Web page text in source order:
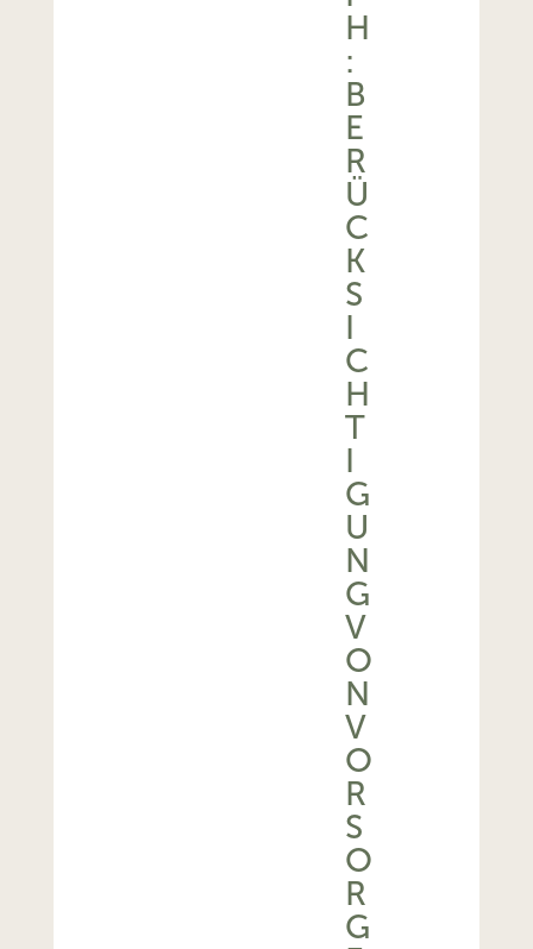
H
:
B
E
R
Ü
C
K
S
I
C
H
T
I
G
U
N
G
V
O
N
V
O
R
S
O
R
G